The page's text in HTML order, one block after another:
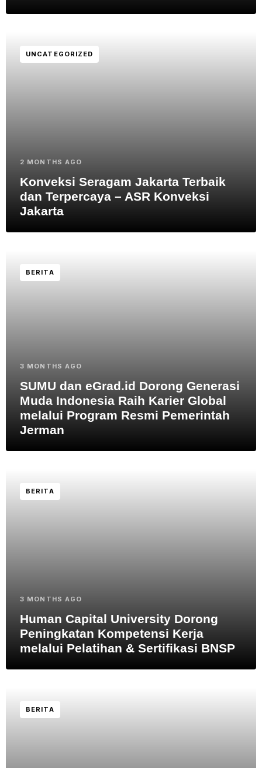
UNCATEGORIZED
2 MONTHS AGO
Konveksi Seragam Jakarta Terbaik
dan Terpercaya – ASR Konveksi
Jakarta
BERITA
3 MONTHS AGO
SUMU dan eGrad.id Dorong Generasi
Muda Indonesia Raih Karier Global
melalui Program Resmi Pemerintah
Jerman
BERITA
3 MONTHS AGO
Human Capital University Dorong
Peningkatan Kompetensi Kerja
melalui Pelatihan & Sertifikasi BNSP
BERITA